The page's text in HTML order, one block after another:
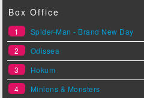
Box Office
1
Spider-Man - Brand New Day
2
Odissea
3
Hokum
4
Minions & Monsters